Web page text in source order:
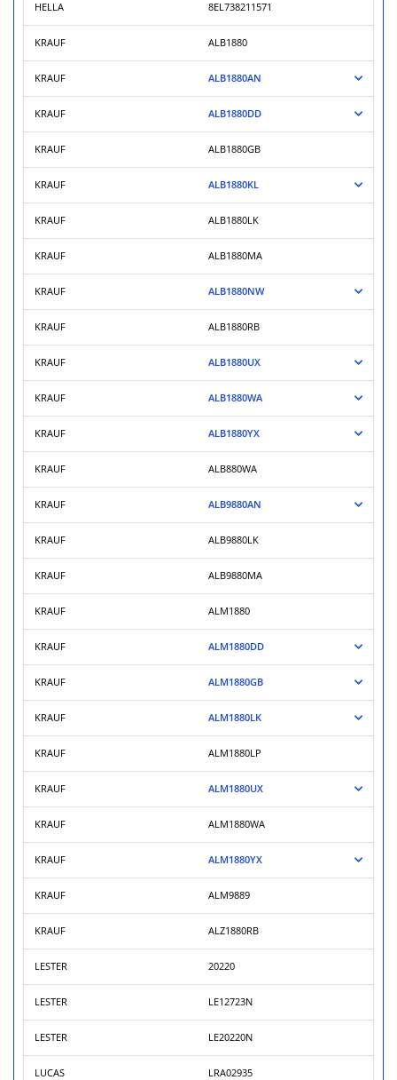
HELLA 8EL738211571
KRAUF ALB1880
KRAUF ALB1880AN
KRAUF ALB1880DD
KRAUF ALB1880GB
KRAUF ALB1880KL
KRAUF ALB1880LK
KRAUF ALB1880MA
KRAUF ALB1880NW
KRAUF ALB1880RB
KRAUF ALB1880UX
KRAUF ALB1880WA
KRAUF ALB1880YX
KRAUF ALB880WA
KRAUF ALB9880AN
KRAUF ALB9880LK
KRAUF ALB9880MA
KRAUF ALM1880
KRAUF ALM1880DD
KRAUF ALM1880GB
KRAUF ALM1880LK
KRAUF ALM1880LP
KRAUF ALM1880UX
KRAUF ALM1880WA
KRAUF ALM1880YX
KRAUF ALM9889
KRAUF ALZ1880RB
LESTER 20220
LESTER LE12723N
LESTER LE20220N
LUCAS LRA02935